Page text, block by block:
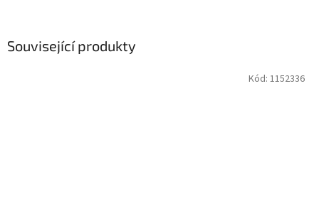
Související produkty
Kód: 1152336